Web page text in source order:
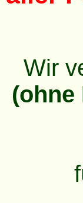
Wir
(ohne